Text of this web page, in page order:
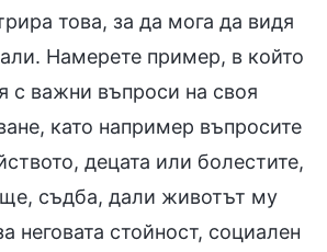
това, за да мога да видя
Намерете пример, в който
с важни въпроси на своя
като например въпросите
децата или болестите,
съдба, дали животът му
неговата стойност, социален